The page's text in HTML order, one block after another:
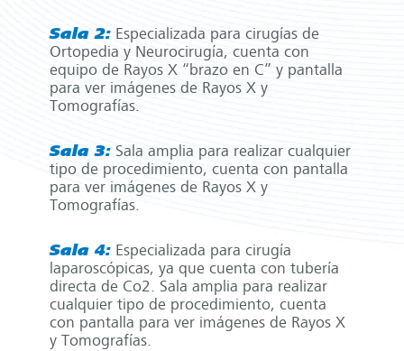
Sala 2: Especializada para cirugías de
Ortopedia y Neurocirugía, cuenta con
equipo de Rayos X “brazo en C” y pantalla
para ver imágenes de Rayos X y
Tomografías.
Sala 3: Sala amplia para realizar cualquier
tipo de procedimiento, cuenta con pantalla
para ver imágenes de Rayos X y
Tomografías.
Sala 4: Especializada para cirugía
laparoscópicas, ya que cuenta con tubería
directa de Co2. Sala amplia para realizar
cualquier tipo de procedimiento, cuenta
con pantalla para ver imágenes de Rayos X
y Tomografías.